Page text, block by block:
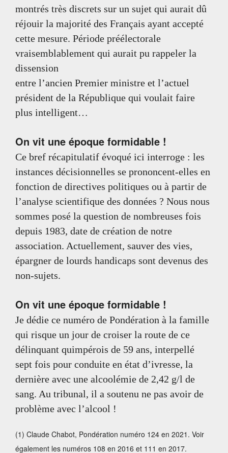
montrés très discrets sur un sujet qui aurait dû
réjouir la majorité des Français ayant accepté
cette mesure. Période préélectorale
vraisemblablement qui aurait pu rappeler la
dissension
entre l’ancien Premier ministre et l’actuel
président de la République qui voulait faire
plus intelligent…
On vit une époque formidable !
Ce bref récapitulatif évoqué ici interroge : les
instances décisionnelles se prononcent-elles en
fonction de directives politiques ou à partir de
l’analyse scientifique des données ? Nous nous
sommes posé la question de nombreuses fois
depuis 1983, date de création de notre
association. Actuellement, sauver des vies,
épargner de lourds handicaps sont devenus des
non-sujets.
On vit une époque formidable !
Je dédie ce numéro de Pondération à la famille
qui risque un jour de croiser la route de ce
délinquant quimpérois de 59 ans, interpellé
sept fois pour conduite en état d’ivresse, la
dernière avec une alcoolémie de 2,42 g/l de
sang. Au tribunal, il a soutenu ne pas avoir de
problème avec l’alcool !
(1) Claude Chabot, Pondération numéro 124 en 2021. Voir
également les numéros 108 en 2016 et 111 en 2017.